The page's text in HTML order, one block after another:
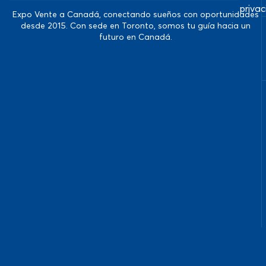
Expo Vente a Canadá, conectando sueños con oportunidades
desde 2015. Con sede en Toronto, somos tu guía hacia un
futuro en Canadá.